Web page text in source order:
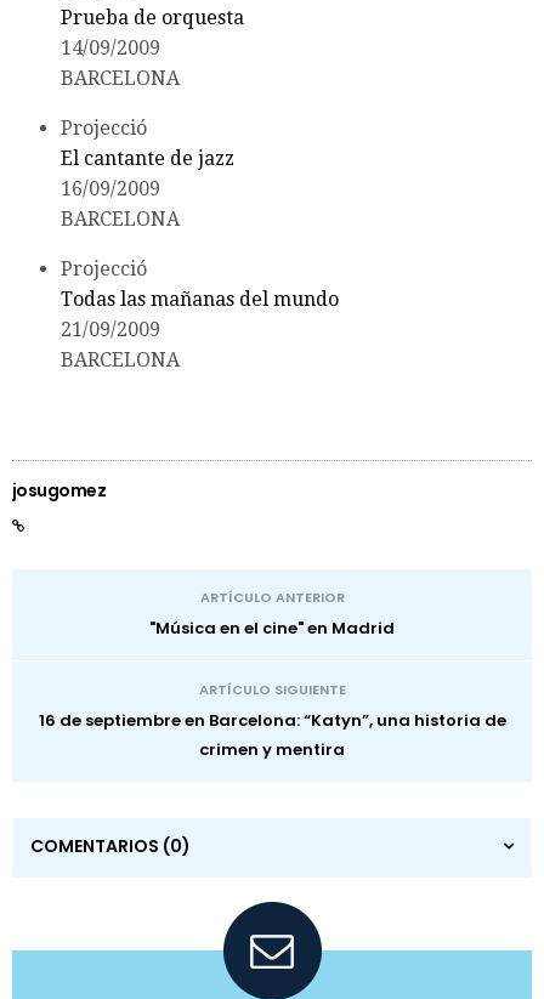
Prueba de orquesta
14/09/2009
BARCELONA
Projecció
El cantante de jazz
16/09/2009
BARCELONA
Projecció
Todas las mañanas del mundo
21/09/2009
BARCELONA
josugomez
ARTÍCULO ANTERIOR
"Música en el cine" en Madrid
ARTÍCULO SIGUIENTE
16 de septiembre en Barcelona: “Katyn”, una historia de
crimen y mentira
COMENTARIOS (0)